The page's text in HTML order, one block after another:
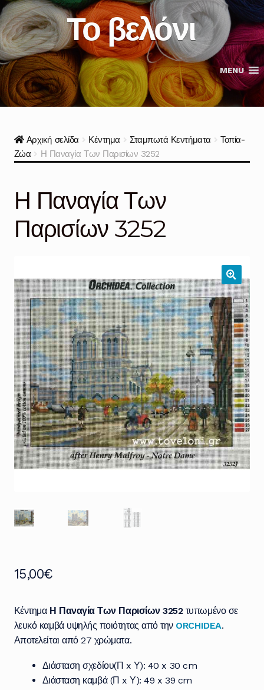
Skip
to
navigation
Skip
to
content
Το βελόνι
MENU
Αρχική σελίδα Κέντημα Σταμπωτά Κεντήματα
Τοπία-
Ζώα
Η Παναγία Των Παρισίων 3252
Η Παναγία Των
Παρισίων 3252
15,00€
Κέντημα Η Παναγία Των Παρισίων 3252τυπωμένο σε
λευκό καμβά υψηλής ποιότητας από την ORCHIDEA.
Αποτελείται από 27 χρώματα.
Διάσταση σχεδίου(Π x Υ): 40 x 30 cm
Διάσταση καμβά (Π x Υ): 49 x 39 cm